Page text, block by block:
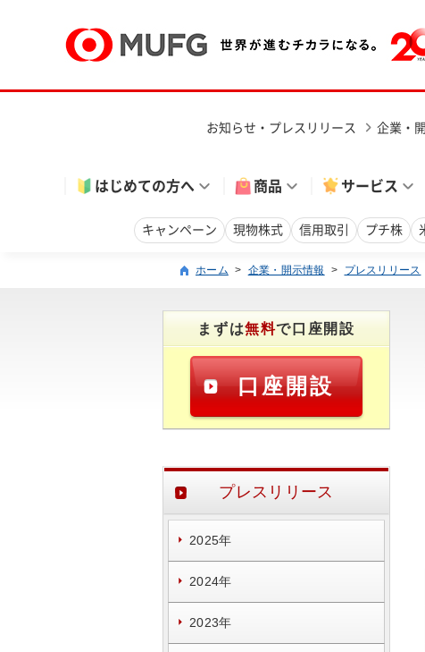
お知らせ・プレスリリース 企業・
はじめての方へ 商品 サービス
キャンペーン 現物株式 信用取引 プチ株
ホーム > 企業・開示情報 > プレスリリース
まずは無料で口座開設
口座開設
プレスリリース
2025年
2024年
2023年